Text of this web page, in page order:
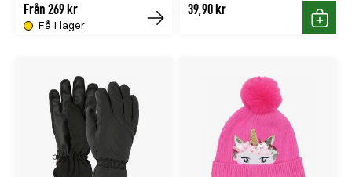
Få i lager
Från 269 kr
Köp
39,90 kr
Köp